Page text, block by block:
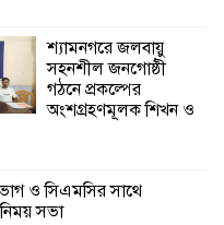
সভা
শ্যামনগরে জলবায়ু
সহনশীল জনগোষ্ঠী
গঠনে প্রকল্পের
অংশগ্রহণমূলক শিখন ও
ও সিএমসির সাথে
সভা